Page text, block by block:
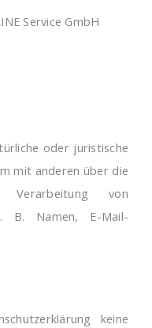
Service GmbH
oder juristische
mit anderen über die
von
B. Namen, E-Mail-
keine